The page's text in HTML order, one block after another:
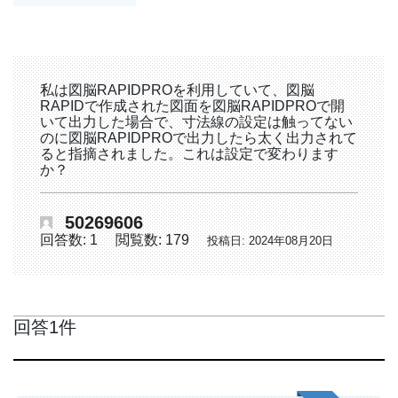
私は図脳RAPIDPROを利用していて、図脳
RAPIDで作成された図面を図脳RAPIDPROで開
いて出力した場合で、寸法線の設定は触ってない
のに図脳RAPIDPROで出力したら太く出力されて
ると指摘されました。これは設定で変わります
か？
50269606
回答数: 1 閲覧数: 179 投稿日: 2024年08月20日
回答1件